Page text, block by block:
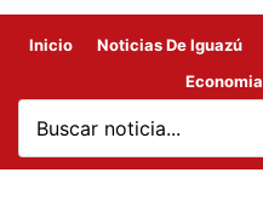
Inicio Noticias De Iguazú
Economia